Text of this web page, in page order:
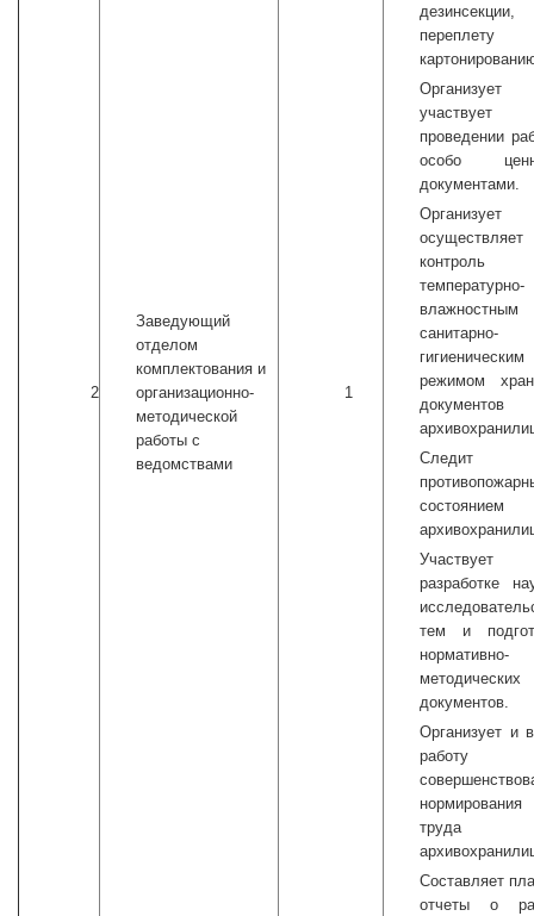
2
Заведующий
отделом
комплектования и
организационно-
методической
работы с
ведомствами
1
дезинсекции,
проведении
особо
документами.
осуществляет
температурно-
санитарно-
гигиеническим
режимом
Следит
состоянием
разработке
тем и
нормативно-
методических
документов.
Организует и
работу
нормирования
Составляет
отчеты о